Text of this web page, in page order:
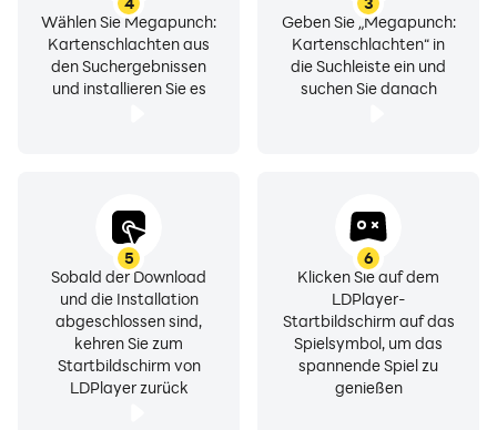
Geben Sie „Megapunch:
Kartenschlachten“ in
die Suchleiste ein und
suchen Sie danach
Wählen Sie Megapunch:
Kartenschlachten aus
den Suchergebnissen
und installieren Sie es
5
Sobald der Download
und die Installation
abgeschlossen sind,
kehren Sie zum
Startbildschirm von
LDPlayer zurück
6
Klicken Sie auf dem
LDPlayer-
Startbildschirm auf das
Spielsymbol, um das
spannende Spiel zu
genießen